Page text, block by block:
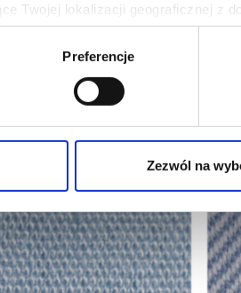
Twojej lokalizacji geograficznej z
aktywnie analizując
tego, jak Twoje osobiste dane są
cookie możesz zmienić lub
spersonalizowania treści i reklam,
o tym, jak korzystasz z naszej
Preferencje
Zezwól na